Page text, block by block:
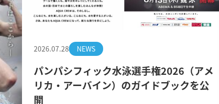
2026.07.28 NEWS
パンパシフィック水泳選手権2026（アメ
リカ・アーバイン）のガイドブックを公
開